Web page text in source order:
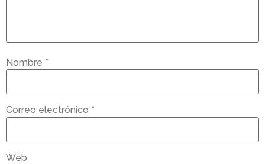
Nombre *
Correo electrónico *
Web